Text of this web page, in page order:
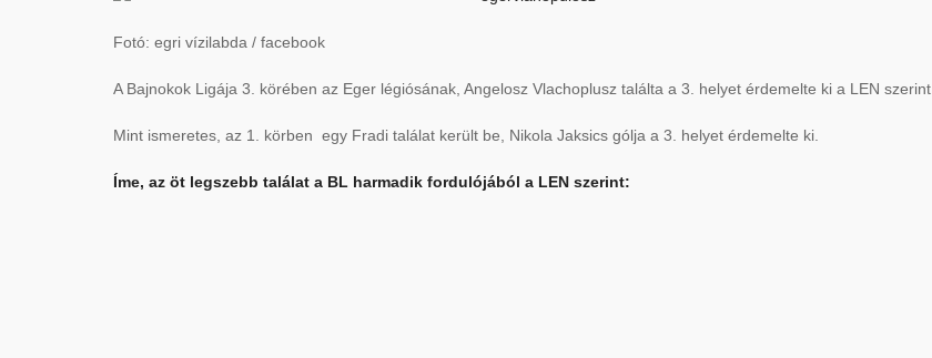
Fotó: egri vízilabda / facebook
A Bajnokok Ligája 3. körében az Eger légiósának, Angelosz Vlachoplusz találta a 3. helyet érdemelte ki a LEN szerint.
Mint ismeretes, az 1. körben egy Fradi találat került be, Nikola Jaksics gólja a 3. helyet érdemelte ki.
Íme, az öt legszebb találat a BL harmadik fordulójából a LEN szerint: